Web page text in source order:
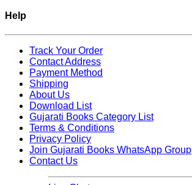
Help
Track Your Order
Contact Address
Payment Method
Shipping
About Us
Download List
Gujarati Books Category List
Terms & Conditions
Privacy Policy
Join Gujarati Books WhatsApp Group
Contact Us